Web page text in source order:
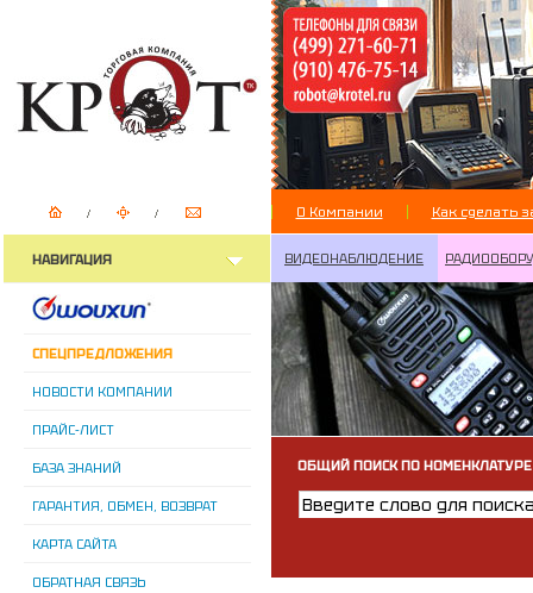
О Компании Как сделать
НАВИГАЦИЯ
СПЕЦПРЕДЛОЖЕНИЯ
НОВОСТИ КОМПАНИИ
ПРАЙС-ЛИСТ
БАЗА ЗНАНИЙ
ГАРАНТИЯ, ОБМЕН, ВОЗВРАТ
КАРТА САЙТА
ОБРАТНАЯ СВЯЗЬ
ВИДЕОНАБЛЮДЕНИЕ
ОБЩИЙ ПОИСК ПО НОМЕНКЛАТУРЕ